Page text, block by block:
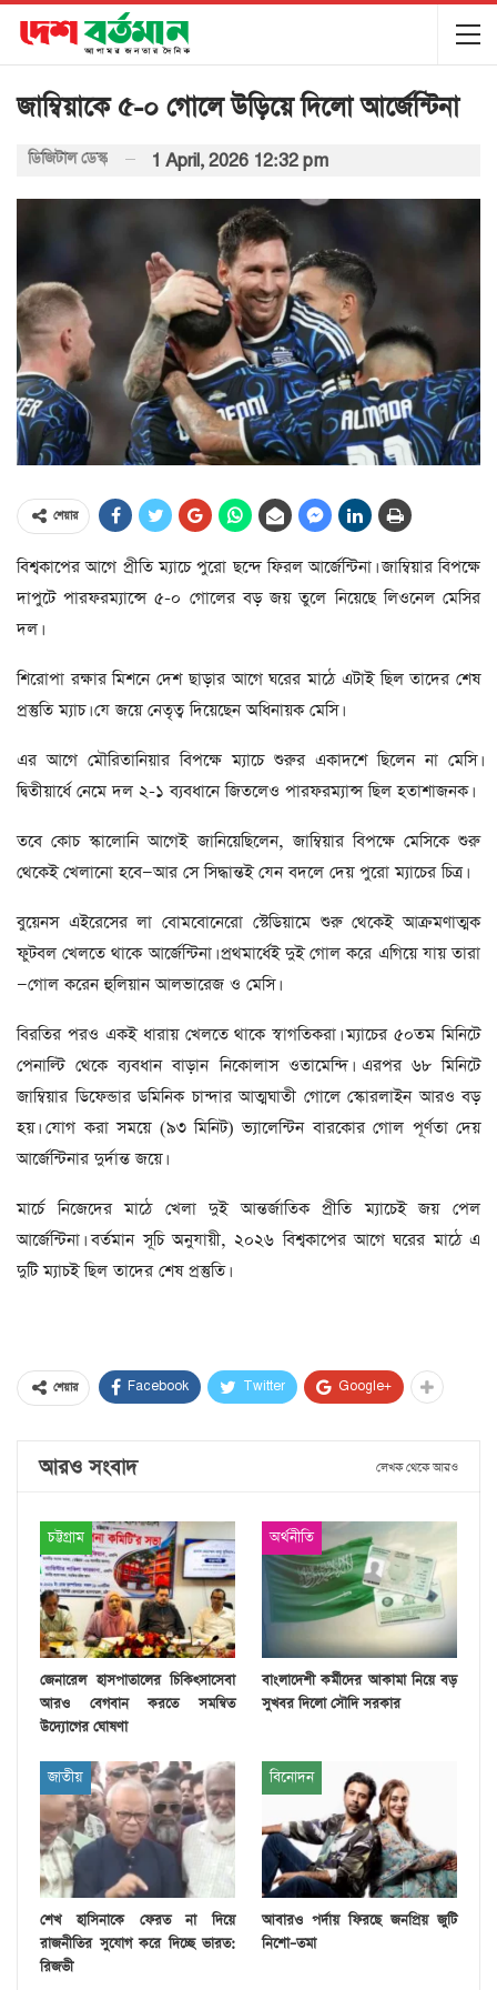
জাম্বিয়াকে ৫-০ গোলে উড়িয়ে দিলো আর্জেন্টিনা
ডিজিটাল ডেস্ক 1 April, 2026 12:32 pm
শেয়ার
বিশ্বকাপের আগে প্রীতি ম্যাচে পুরো ছন্দে ফিরল আর্জেন্টিনা। জাম্বিয়ার বিপক্ষে
দাপুটে পারফরম্যান্সে ৫-০ গোলের বড় জয় তুলে নিয়েছে লিওনেল মেসির
দল।
শিরোপা রক্ষার মিশনে দেশ ছাড়ার আগে ঘরের মাঠে এটাই ছিল তাদের শেষ
প্রস্তুতি ম্যাচ। যে জয়ে নেতৃত্ব দিয়েছেন অধিনায়ক মেসি।
এর আগে মৌরিতানিয়ার বিপক্ষে ম্যাচে শুরুর একাদশে ছিলেন না মেসি।
দ্বিতীয়ার্ধে নেমে দল ২-১ ব্যবধানে জিতলেও পারফরম্যান্স ছিল হতাশাজনক।
তবে কোচ স্কালোনি আগেই জানিয়েছিলেন, জাম্বিয়ার বিপক্ষে মেসিকে শুরু
থেকেই খেলানো হবে—আর সে সিদ্ধান্তই যেন বদলে দেয় পুরো ম্যাচের চিত্র।
বুয়েনস এইরেসের লা বোমবোনেরো স্টেডিয়ামে শুরু থেকেই আক্রমণাত্মক
ফুটবল খেলতে থাকে আর্জেন্টিনা। প্রথমার্ধেই দুই গোল করে এগিয়ে যায় তারা
—গোল করেন হুলিয়ান আলভারেজ ও মেসি।
বিরতির পরও একই ধারায় খেলতে থাকে স্বাগতিকরা। ম্যাচের ৫০তম মিনিটে
পেনাল্টি থেকে ব্যবধান বাড়ান নিকোলাস ওতামেন্দি। এরপর ৬৮ মিনিটে
জাম্বিয়ার ডিফেন্ডার ডমিনিক চান্দার আত্মঘাতী গোলে স্কোরলাইন আরও বড়
হয়। যোগ করা সময়ে (৯৩ মিনিট) ভ্যালেন্টিন বারকোর গোল পূর্ণতা দেয়
আর্জেন্টিনার দুর্দান্ত জয়ে।
মার্চে নিজেদের মাঠে খেলা দুই আন্তর্জাতিক প্রীতি ম্যাচেই জয় পেল
আর্জেন্টিনা। বর্তমান সূচি অনুযায়ী, ২০২৬ বিশ্বকাপের আগে ঘরের মাঠে এ
দুটি ম্যাচই ছিল তাদের শেষ প্রস্তুতি।
শেয়ার Facebook Twitter Google+
আরও সংবাদ লেখক থেকে আরও
চট্টগ্রাম
জেনারেল হাসপাতালের চিকিৎসাসেবা
আরও বেগবান করতে সমন্বিত
উদ্যোগের ঘোষণা
অর্থনীতি
বাংলাদেশী কর্মীদের আকামা নিয়ে বড়
সুখবর দিলো সৌদি সরকার
জাতীয়
শেখ হাসিনাকে ফেরত না দিয়ে
রাজনীতির সুযোগ করে দিচ্ছে ভারত:
রিজভী
বিনোদন
আবারও পর্দায় ফিরছে জনপ্রিয় জুটি
নিশো–তমা